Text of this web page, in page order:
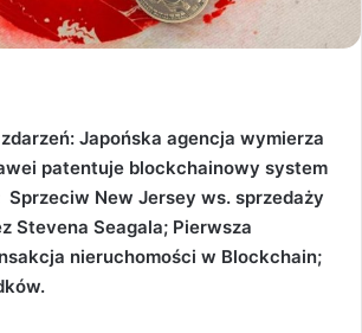
Japońska agencja wymierza
patentuje blockchainowy system
New Jersey ws. sprzedaży
Stevena Seagala; Pierwsza
nieruchomości w Blockchain;